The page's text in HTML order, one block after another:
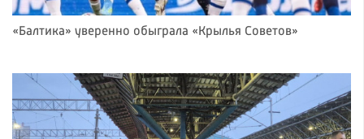
«Балтика» уверенно обыграла «Крылья Советов»